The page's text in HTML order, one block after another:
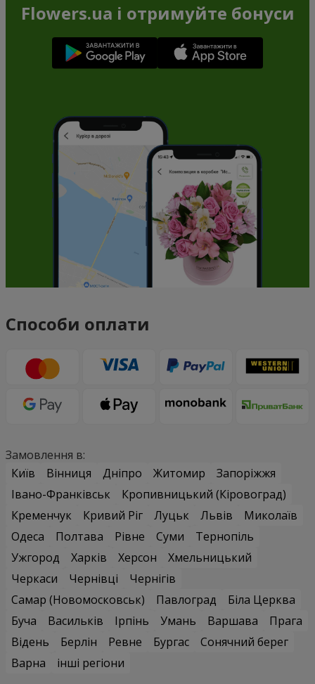
Flowers.ua і отримуйте бонуси
Способи оплати
Замовлення в:
Київ
Вінниця Дніпро Житомир
Запоріжжя
Івано-Франківськ
Кропивницький (Кіровоград)
Кременчук
Кривий Ріг Луцьк Львів
Миколаїв
Одеса
Полтава Рівне Суми
Тернопіль
Ужгород
Харків Херсон
Хмельницький
Черкаси
Чернівці
Чернігів
Самар (Новомосковськ)
Павлоград
Біла Церква
Буча
Васильків Ірпінь Умань Варшава
Прага
Відень
Берлін Ревне Бургас
Сонячний берег
Варна
інші регіони